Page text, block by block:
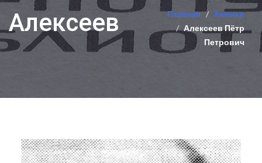
Алексеев Главная
Химики
Алексеев Пётр
Петрович